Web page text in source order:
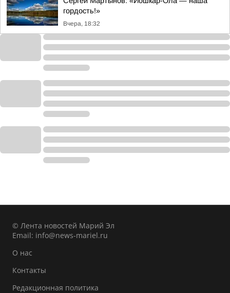
гордость!»
Вчера, 18:32
© Лента новостей Марий Эл
Email: info@news-mariel.ru
О нас
Контакты
Редакционная политика